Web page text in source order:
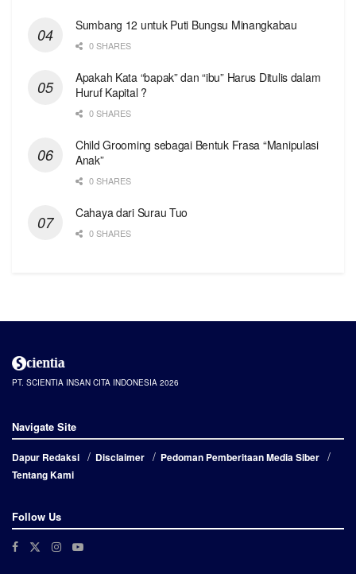
Sumbang 12 untuk Puti Bungsu Minangkabau
0 SHARES
Apakah Kata “bapak” dan “ibu” Harus Ditulis dalam
Huruf Kapital ?
0 SHARES
Child Grooming sebagai Bentuk Frasa “Manipulasi
Anak”
0 SHARES
Cahaya dari Surau Tuo
0 SHARES
PT. SCIENTIA INSAN CITA INDONESIA 2026
Navigate Site
Dapur Redaksi Disclaimer
Pedoman Pemberitaan Media Siber
Tentang Kami
Follow Us